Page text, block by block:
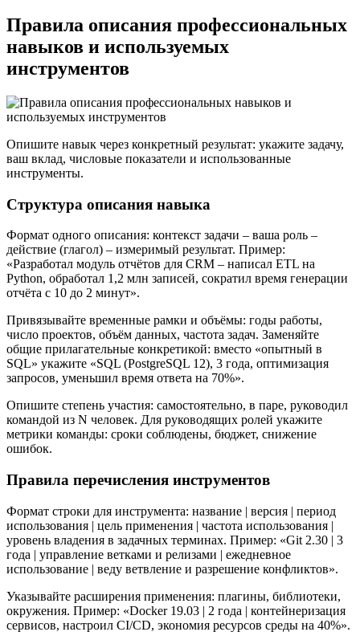
Правила описания профессиональных
навыков и используемых
инструментов
Опишите навык через конкретный результат: укажите задачу,
ваш вклад, числовые показатели и использованные
инструменты.
Структура описания навыка
Формат одного описания: контекст задачи – ваша роль –
действие (глагол) – измеримый результат. Пример:
«Разработал модуль отчётов для CRM – написал ETL на
Python, обработал 1,2 млн записей, сократил время генерации
отчёта с 10 до 2 минут».
Привязывайте временные рамки и объёмы: годы работы,
число проектов, объём данных, частота задач. Заменяйте
общие прилагательные конкретикой: вместо «опытный в
SQL» укажите «SQL (PostgreSQL 12), 3 года, оптимизация
запросов, уменьшил время ответа на 70%».
Опишите степень участия: самостоятельно, в паре, руководил
командой из N человек. Для руководящих ролей укажите
метрики команды: сроки соблюдены, бюджет, снижение
ошибок.
Правила перечисления инструментов
Формат строки для инструмента: название | версия | период
использования | цель применения | частота использования |
уровень владения в задачных терминах. Пример: «Git 2.30 | 3
года | управление ветками и релизами | ежедневное
использование | веду ветвление и разрешение конфликтов».
Указывайте расширения применения: плагины, библиотеки,
окружения. Пример: «Docker 19.03 | 2 года | контейнеризация
сервисов, настроил CI/CD, экономия ресурсов среды на 40%».